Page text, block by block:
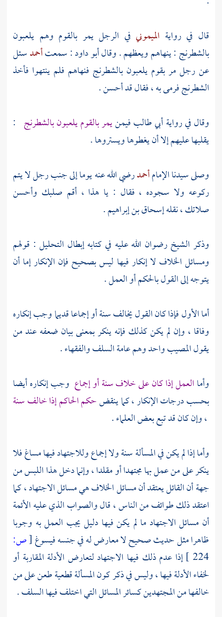
قال في رواية الميموني في الرجل يمر بالقوم وهم يلعبون
بالشطرنج : ينهاهم ويعظهم . وقالأبو داود: سمعتأحمدسئل
عن رجل مر بقوم يلعبون بالشطرنج فنهاهم فلم ينتهوا فأخذ
الشطرنج فرمى به ، فقال قد أحسن .
وقال في روايةأبي طالبفيمنيمر بالقوم يلعبون بالشطرنج :
يقلبها عليهم إلا أن يغطوها ويستروها .
وصلى سيدنا الإمامأحمدرضي الله عنه يوما إلى جنب رجل لا يتم
ركوعه ولا سجوده ، فقال : يا هذا ، أقم صلبك وأحسن
صلاتك ، نقلهإسحاق بن إبراهيم.
وذكر الشيخرضوان الله عليه في كتابه إبطال التحليل : قولهم
ومسائل الخلاف لا إنكار فيها ليس بصحيح فإن الإنكار إما أن
يتوجه إلى القول بالحكم أو العمل .
أما الأول فإذا كان القول يخالف سنة أو إجماعا قديما وجب إنكاره
وفاقا ، وإن لم يكن كذلك فإنه ينكر بمعنى بيان ضعفه عند من
يقول المصيب واحد وهم عامةالسلفوالفقهاء .
وأماالعمل إذا كان على خلاف سنة أو إجماع وجب إنكاره أيضا
بحسب درجات الإنكار ، كما ينقضحكم الحاكم إذا خالف سنة
، وإن كان قد تبع بعض العلماء .
وأما إذا لم يكن في المسألة سنة ولا إجماع وللاجتهاد فيها مساغ فلا
ينكر على من عمل بها مجتهدا أو مقلدا ، وإنما دخل هذا اللبس من
جهة أن القائل يعتقد أن مسائل الخلاف هي مسائل الاجتهاد ، كما
اعتقد ذلك طوائف من الناس ، قال والصواب الذي عليه الأئمة
أن مسائل الاجتهاد ما لم يكن فيها دليل يجب العمل به وجوبا
ظاهرا مثل حديث صحيح لا معارض له في جنسه فيسوغ[ص:
224 ] إذا عدم ذلك فيها الاجتهاد لتعارض الأدلة المقاربة أو
لخفاء الأدلة فيها ، وليس في ذكر كون المسألة قطعية طعن على من
خالفها من المجتهدين كسائر المسائل التي اختلف فيها السلف .